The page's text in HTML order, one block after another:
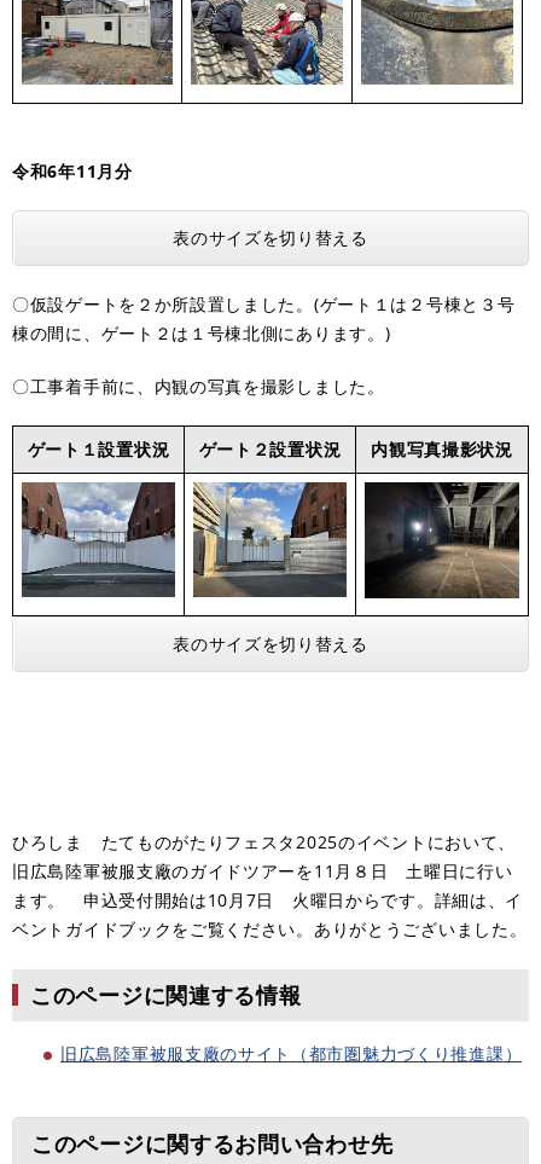
令和6年11月分
表のサイズを切り替える
〇仮設ゲートを２か所設置しました。(ゲート１は２号棟と３号
棟の間に、ゲート２は１号棟北側にあります。)
〇工事着手前に、内観の写真を撮影しました。
ゲート１設置状況 ゲート２設置状況 内観写真撮影状況
表のサイズを切り替える
ひろしま たてものがたりフェスタ2025のイベントにおいて、
旧広島陸軍被服支廠のガイドツアーを11月８日 土曜日に行い
ます。 申込受付開始は10月7日 火曜日からです。詳細は、イ
ベントガイドブックをご覧ください。ありがとうございました。
このページに関連する情報
旧広島陸軍被服支廠のサイト（都市圏魅力づくり推進課）
このページに関するお問い合わせ先